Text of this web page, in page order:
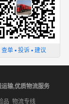
查单 ▪ 投诉 ▪ 建议
输,优质物流服务
品 物流专线